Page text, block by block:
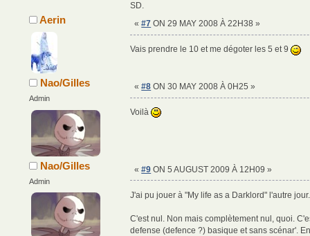
SD.
Aerin «#7 ON 29 MAY 2008 À 22H38 »
Vais prendre le 10 et me dégoter les 5 et 9
Nao/Gilles
Admin
«#8 ON 30 MAY 2008 À 0H25 »
Voilà
Nao/Gilles
Admin
«#9 ON 5 AUGUST 2009 À 12H09 »
J'ai pu jouer à "My life as a Darklord" l'autre
C'est nul. Non mais complètement nul, quoi.
defense (defence ?) basique et sans scénar'.